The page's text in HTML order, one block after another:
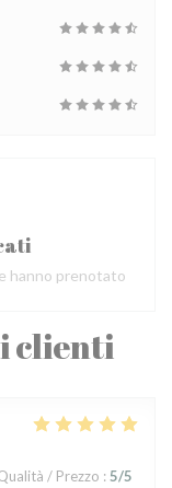
clienti
/ Prezzo : 5/5
hanno prenotato